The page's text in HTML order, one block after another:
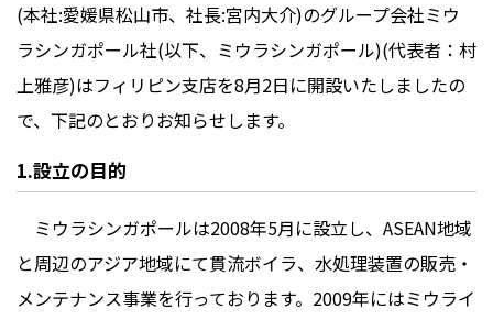
(本社:愛媛県松山市、社長:宮内大介)のグループ会社ミウ
ラシンガポール社(以下、ミウラシンガポール)(代表者：村
上雅彦)はフィリピン支店を8月2日に開設いたしましたの
で、下記のとおりお知らせします。
1.設立の目的
ミウラシンガポールは2008年5月に設立し、ASEAN地域
と周辺のアジア地域にて貫流ボイラ、水処理装置の販売・
メンテナンス事業を行っております。2009年にはミウライ